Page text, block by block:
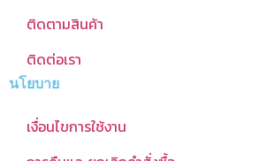
ติดตามสินค้า
ติดต่อเรา
นโยบาย
เงื่อนไขการใช้งาน